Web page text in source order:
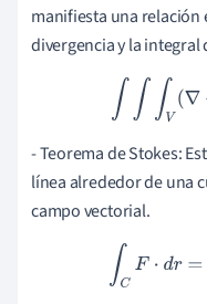
manifiesta una
divergencia y la
∫∫∫V (
- Teorema de Stokes:
línea alrededor de una
campo vectorial.
∫CF ⋅dr